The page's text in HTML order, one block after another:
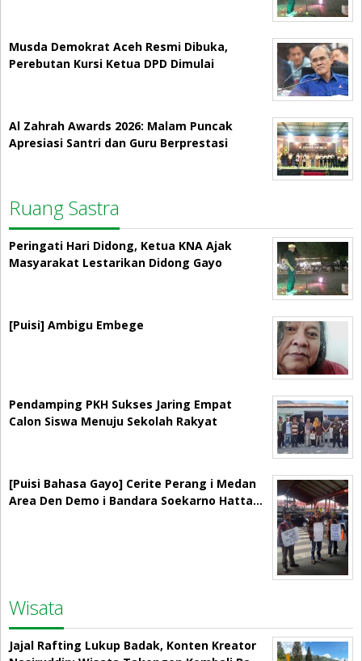
Musda Demokrat Aceh Resmi Dibuka,
Perebutan Kursi Ketua DPD Dimulai
Al Zahrah Awards 2026: Malam Puncak
Apresiasi Santri dan Guru Berprestasi
Ruang Sastra
Peringati Hari Didong, Ketua KNA Ajak
Masyarakat Lestarikan Didong Gayo
[Puisi] Ambigu Embege
Pendamping PKH Sukses Jaring Empat
Calon Siswa Menuju Sekolah Rakyat
[Puisi Bahasa Gayo] Cerite Perang i Medan
Area Den Demo i Bandara Soekarno Hatta…
Wisata
Jajal Rafting Lukup Badak, Konten Kreator